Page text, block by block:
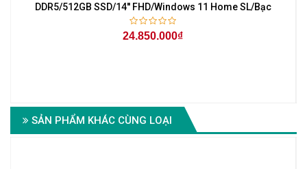
DDR5/512GB SSD/14'' FHD/Windows 11 Home SL/Bạc
24.850.000₫
SẢN PHẨM KHÁC CÙNG LOẠI